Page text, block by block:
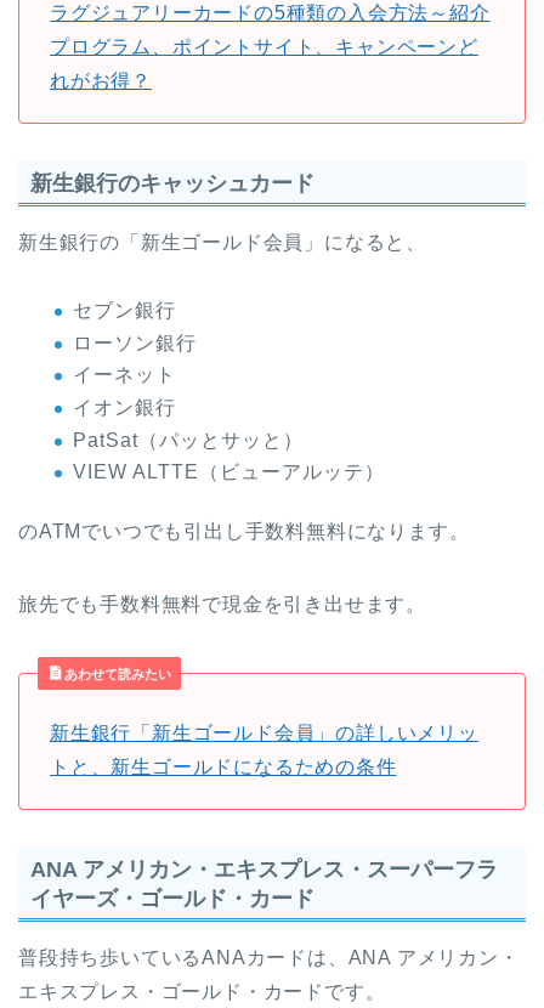
ラグジュアリーカードの5種類の入会方法～紹介
プログラム、ポイントサイト、キャンペーンど
れがお得？
新生銀行のキャッシュカード
新生銀行の「新生ゴールド会員」になると、
セブン銀行
ローソン銀行
イーネット
イオン銀行
PatSat（パッとサッと）
VIEW ALTTE（ビューアルッテ）
のATMでいつでも引出し手数料無料になります。
旅先でも手数料無料で現金を引き出せます。
あわせて読みたい
新生銀行「新生ゴールド会員」の詳しいメリッ
トと、新生ゴールドになるための条件
ANA アメリカン・エキスプレス・スーパーフラ
イヤーズ・ゴールド・カード
普段持ち歩いているANAカードは、ANA アメリカン・
エキスプレス・ゴールド・カードです。